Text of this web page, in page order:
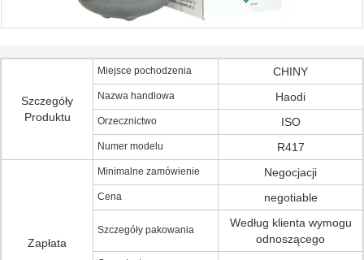
Szczegóły
Produktu
Miejsce pochodzenia CHINY
Nazwa handlowa Haodi
Orzecznictwo ISO
Numer modelu R417
Zapłata
Minimalne zamówienie Negocjacji
Cena negotiable
Szczegóły pakowania
Według klienta wymogu
odnoszącego